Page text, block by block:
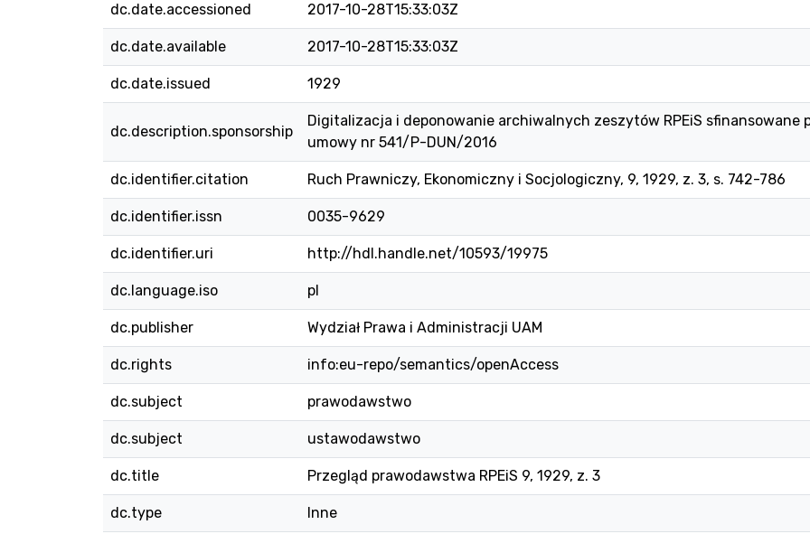
dc.date.accessioned 2017-10-28T15:33:03Z
dc.date.available 2017-10-28T15:33:03Z
dc.date.issued 1929
dc.description.sponsorship
Digitalizacja i deponowanie archiwalnych zeszytów RPEiS sfinansowane
umowy nr 541/P-DUN/2016
dc.identifier.citation Ruch Prawniczy, Ekonomiczny i Socjologiczny, 9, 1929, z. 3, s. 742-786
dc.identifier.issn 0035-9629
dc.identifier.uri http://hdl.handle.net/10593/19975
dc.language.iso pl
dc.publisher Wydział Prawa i Administracji UAM
dc.rights info:eu-repo/semantics/openAccess
dc.subject prawodawstwo
dc.subject ustawodawstwo
dc.title Przegląd prawodawstwa RPEiS 9, 1929, z. 3
dc.type Inne